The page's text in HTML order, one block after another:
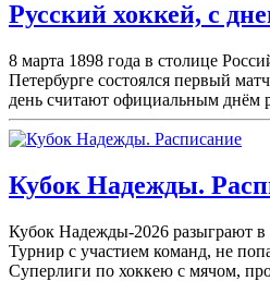
Русский хоккей, с
8 марта 1898 года в столице
Петербурге состоялся первый
день считают официальным днём
Кубок Надежды.
Кубок Надежды-2026 разыграют в
Турнир с участием команд, не
Суперлиги по хоккею с мячом,